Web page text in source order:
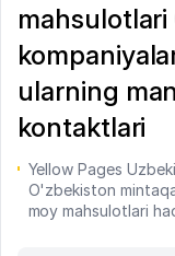
mahsulotlari
ularning
kontaktlari
Yellow Pages
O'zbekiston
moy mahsulotlari